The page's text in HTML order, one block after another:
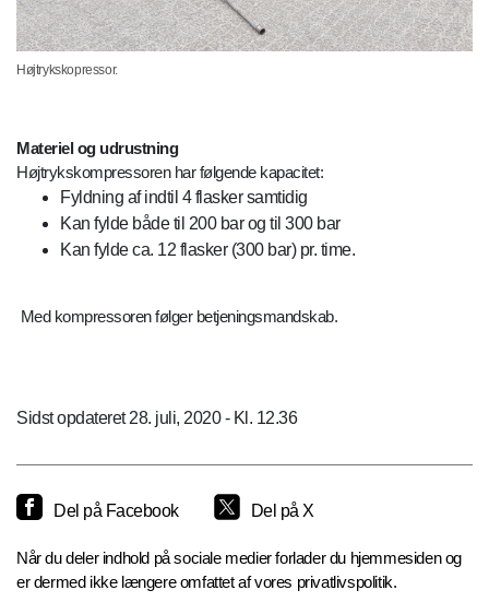
Højtrykskopressor.
Materiel og udrustning
Højtrykskompressoren har følgende kapacitet:
Fyldning af indtil 4 flasker samtidig
Kan fylde både til 200 bar og til 300 bar
Kan fylde ca. 12 flasker (300 bar) pr. time.
Med kompressoren følger betjeningsmandskab.
Sidst opdateret 28. juli, 2020 - Kl. 12.36
Del på Facebook Del på X
Når du deler indhold på sociale medier forlader du hjemmesiden og
er dermed ikke længere omfattet af vores privatlivspolitik.